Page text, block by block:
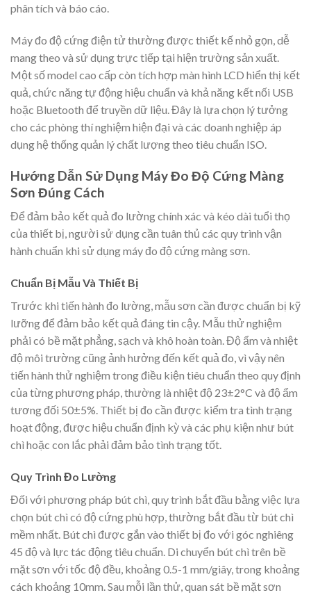
phân tích và báo cáo.
Máy đo độ cứng điện tử thường được thiết kế nhỏ gọn, dễ
mang theo và sử dụng trực tiếp tại hiện trường sản xuất.
Một số model cao cấp còn tích hợp màn hình LCD hiển thị kết
quả, chức năng tự động hiệu chuẩn và khả năng kết nối USB
hoặc Bluetooth để truyền dữ liệu. Đây là lựa chọn lý tưởng
cho các phòng thí nghiệm hiện đại và các doanh nghiệp áp
dụng hệ thống quản lý chất lượng theo tiêu chuẩn ISO.
Hướng Dẫn Sử Dụng Máy Đo Độ Cứng Màng
Sơn Đúng Cách
Để đảm bảo kết quả đo lường chính xác và kéo dài tuổi thọ
của thiết bị, người sử dụng cần tuân thủ các quy trình vận
hành chuẩn khi sử dụng máy đo độ cứng màng sơn.
Chuẩn Bị Mẫu Và Thiết Bị
Trước khi tiến hành đo lường, mẫu sơn cần được chuẩn bị kỹ
lưỡng để đảm bảo kết quả đáng tin cậy. Mẫu thử nghiệm
phải có bề mặt phẳng, sạch và khô hoàn toàn. Độ ẩm và nhiệt
độ môi trường cũng ảnh hưởng đến kết quả đo, vì vậy nên
tiến hành thử nghiệm trong điều kiện tiêu chuẩn theo quy định
của từng phương pháp, thường là nhiệt độ 23±2°C và độ ẩm
tương đối 50±5%. Thiết bị đo cần được kiểm tra tình trạng
hoạt động, được hiệu chuẩn định kỳ và các phụ kiện như bút
chì hoặc con lắc phải đảm bảo tình trạng tốt.
Quy Trình Đo Lường
Đối với phương pháp bút chì, quy trình bắt đầu bằng việc lựa
chọn bút chì có độ cứng phù hợp, thường bắt đầu từ bút chì
mềm nhất. Bút chì được gắn vào thiết bị đo với góc nghiêng
45 độ và lực tác động tiêu chuẩn. Di chuyển bút chì trên bề
mặt sơn với tốc độ đều, khoảng 0.5-1 mm/giây, trong khoảng
cách khoảng 10mm. Sau mỗi lần thử, quan sát bề mặt sơn